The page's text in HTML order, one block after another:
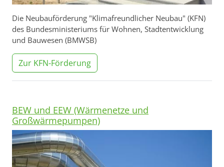
Die Neubauförderung "Klimafreundlicher Neubau" (KFN)
des Bundesministeriums für Wohnen, Stadtentwicklung
und Bauwesen (BMWSB)
Zur KFN-Förderung
BEW und EEW (Wärmenetze und
Großwärmepumpen)